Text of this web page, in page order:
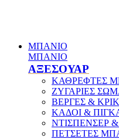
ΜΠΑΝΙΟ
ΜΠΑΝΙΟ
ΑΞΕΣΟΥΑΡ
ΚΑΘΡΕΦΤΕΣ
ΖΥΓΑΡΙΕΣ
ΒΕΡΓΕΣ &
ΚΑΔΟΙ &
ΝΤΙΣΠΕΝΣΕΡ
ΠΕΤΣΕΤΕΣ